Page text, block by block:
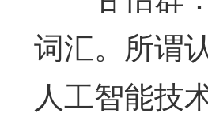
词汇。所谓
人工智能技